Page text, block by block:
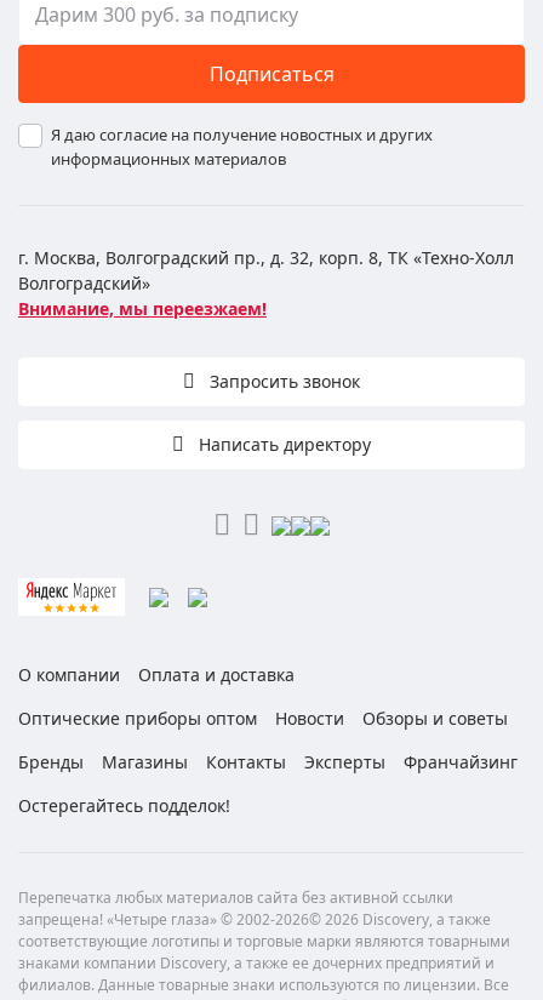
Подписаться
Я даю согласие на получение новостных и других
информационных материалов
г. Москва, Волгоградский пр., д. 32, корп. 8, ТК «Техно-Холл
Волгоградский»
Внимание, мы переезжаем!
Запросить звонок
Написать директору
О компании
Оплата и доставка
Оптические приборы оптом
Новости
Обзоры и советы
Бренды
Магазины Контакты Эксперты
Франчайзинг
Остерегайтесь подделок!
Перепечатка любых материалов сайта без активной ссылки
запрещена! «Четыре глаза» © 2002-2026© 2026 Discovery, а также
соответствующие логотипы и торговые марки являются товарными
знаками компании Discovery, а также ее дочерних предприятий и
филиалов. Данные товарные знаки используются по лицензии. Все